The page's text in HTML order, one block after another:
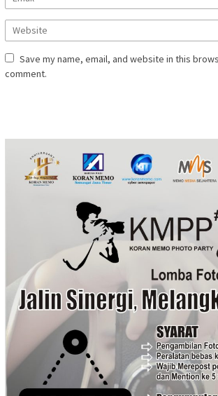
Save my name, email, and website in this
comment.